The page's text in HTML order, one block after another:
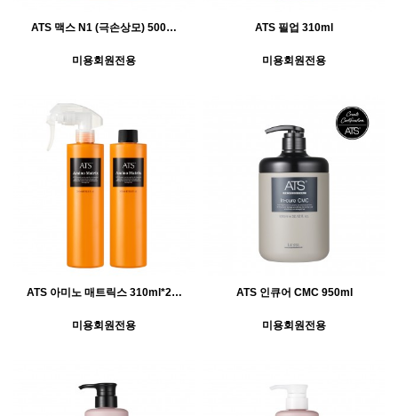
ATS 맥스 N1 (극손상모) 500…
미용회원전용
ATS 필업 310ml
미용회원전용
ATS 아미노 매트릭스 310ml*2…
미용회원전용
ATS 인큐어 CMC 950ml
미용회원전용